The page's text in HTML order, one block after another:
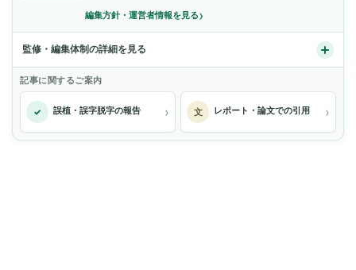
編集方針・運営者情報を見る›
監修・編集体制の詳細を見る
記事に関するご案内
✓ 誤植・誤字脱字の報告 › 文 レポート・論文での引用 ›